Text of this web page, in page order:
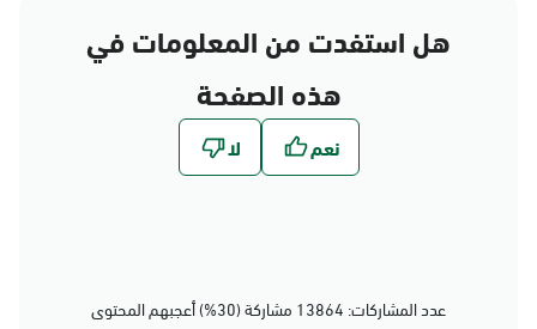
هل استفدت من المعلومات في
هذه الصفحة
عدد المشاركات: 13864 مشاركة (30%) أعجبهم المحتوى